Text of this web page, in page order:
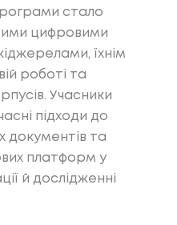
стало
цифровими
їхнім
роботі та
Учасники
підходи до
документів та
платформ у
й дослідженні